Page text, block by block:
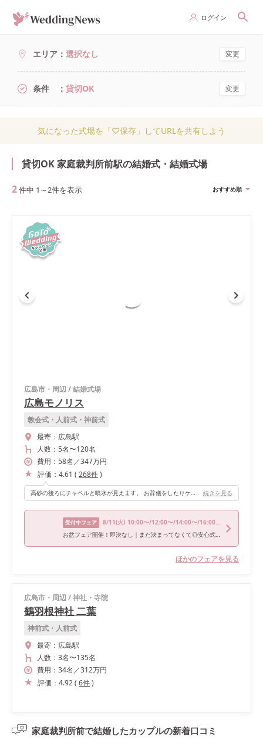
ログイン
エリア 選択なし 変更
条件 貸切OK 変更
気になった式場を「♡保存」してURLを共有しよう
貸切OK 家庭裁判所前駅の結婚式・結婚式場
2件中 1 ～ 2件を表示 おすすめ順
広島市・周辺/結婚式場
広島モノリス
教会式・人前式・神前式
最寄： 広島駅
人数： 5名〜120名
費用： 58名 ／347万円
評価： 4.61 ( 268件)
高砂の後ろにチャペルと噴水が見えます。 お辞儀をしたりケーキ入刀するタイミングに合わせて噴水があがり盛り上がります。階段もあるのでお色直しで階段入場もできました。なによりもキッチンが披露宴会場からみえるようになっておりフランベの演出がとても盛り上がったのでオススメです！ 続きを見る
受付中フェア 8/11(火) 10:00〜/12:00〜/14:00〜/16:00〜/18:30〜
お盆フェア開催！即決なし｜まだ決まってなくて◎安心式場相談会
ほかのフェアを見る
広島市・周辺/神社・寺院
鶴羽根神社 二葉
神前式・人前式
最寄： 広島駅
人数： 3名〜135名
費用： 34名 ／312万円
評価： 4.92( 6件)
家庭裁判所前で結婚したカップルの新着口コミ